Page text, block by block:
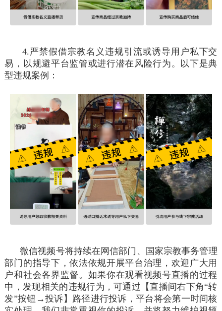
4.严禁假借宗教名义违规引流或诱导用户私下交
易，以规避平台监管或进行潜在风险行为。以下是典
型违规案例：
微信视频号将持续在网信部门、国家宗教事务管理
部门的指导下，依法依规开展平台治理，欢迎广大用
户和社会各界监督。如果你在观看视频号直播的过程
中，发现相关的违规行为，可通过【直播间右下角“转
发”按钮→投诉】路径进行投诉，平台将会第一时间核